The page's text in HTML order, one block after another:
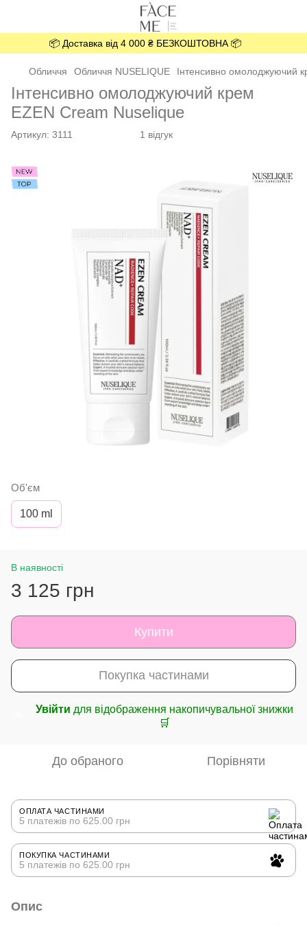
📦 Доставка від 4 000 ₴ БЕЗКОШТОВНА 📦
Обличчя Обличчя NUSELIQUE Інтенсивно омолоджуючий
Інтенсивно омолоджуючий крем
EZEN Cream Nuselique
Артикул: 3111 1 відгук
Об'єм
100 ml
В наявності
3 125 грн
Купити
Покупка частинами
Увійти для відображення накопичувальної знижки
🛒
До обраного Порівняти
ОПЛАТА ЧАСТИНАМИ
5 платежів по 625.00 грн
ПОКУПКА ЧАСТИНАМИ
5 платежів по 625.00 грн
Опис